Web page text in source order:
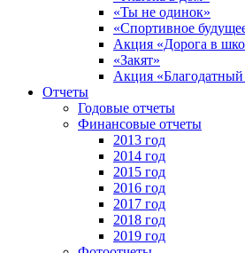
«Ты не одинок»
«Спортивное
Акция «Дорога в
«Закят»
Акция
Отчеты
Годовые отчеты
Финансовые отчеты
2013 год
2014 год
2015 год
2016 год
2017 год
2018 год
2019 год